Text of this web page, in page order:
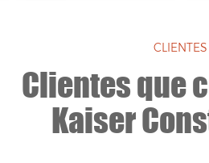
CLIENTES
Clientes que
Kaiser